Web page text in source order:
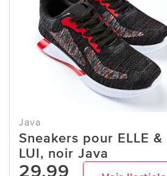
Java
Sneakers pour ELLE &
LUI, noir Java
29,99